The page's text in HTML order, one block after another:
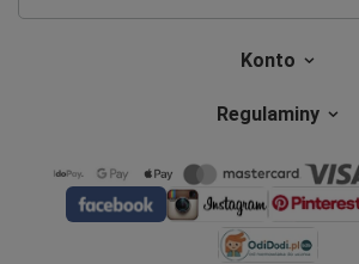
Konto
Regulaminy